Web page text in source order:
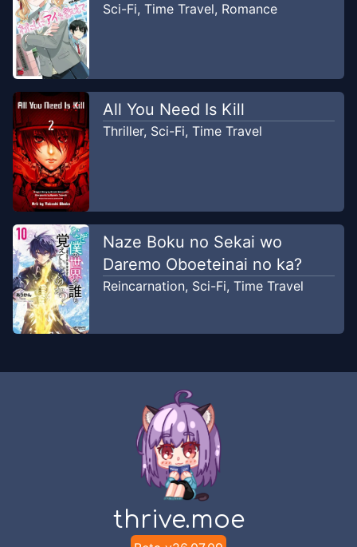
Sci-Fi, Time Travel, Romance
All You Need Is Kill
Thriller, Sci-Fi, Time Travel
Naze Boku no Sekai wo
Daremo Oboeteinai no ka?
Reincarnation, Sci-Fi, Time Travel
thrive.moe